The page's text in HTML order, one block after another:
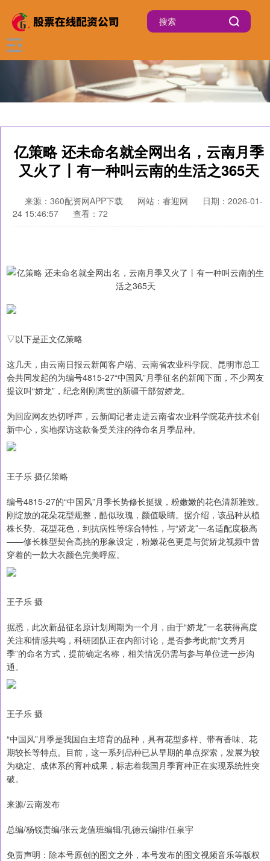
亿策略 还未命名就全网出名，云南月季
又火了丨有一种叫云南的生活之365天
来源：360配资网APP下载 网站：睿迎网
日期：2026-01-
24 15:46:57
查看：72
▽以下是正文亿策略
这几天，由云南日报云新闻客户端、云南省农业科学院、昆明市总工
会共同发起的为编号4815-27“中国风”月季征名的新闻下面，不少网友
提议叫“娇龙”，纪念刚刚离世的新疆干部贺娇龙。
为回应网友热切呼声，云新闻记者走进云南省农业科学院花卉技术创
新中心，实地探访这款备受关注的待命名月季品种。
王子乐 摄亿策略
编号4815-27的“中国风”月季长势修长挺拔，粉嫩嫩的花色清新雅致。
刚绽放的花朵花型规整，酷似玫瑰，颜值吸睛。据介绍，该品种从植
株长势、花型花色，到抗病性等综合特性，与“娇龙”一名适配度极高
——修长株型契合高挑的形象设定，粉嫩花色更是与贺娇龙视频中曾
穿着的一款大衣颜色完美呼应。
王子乐 摄
据悉，此次新品征名原计划周期为一个月，由于“娇龙”一名获得高度
关注和情感共鸣，科研团队正在内部讨论，是否参考此前“文秀月
季”的命名方式，提前确定名称，相关情况仍需与参与单位进一步沟
通。
王子乐 摄
“中国风”月季是我国自主培育的品种，具有花型多样、带有香味、花
期较长等特点。目前，这一系列品种已从早期的单点探索，发展为较
为稳定、成体系的育种成果，标志着我国月季育种正在实现系统性突
破。
来源/云南发布
总编/杨锐责编/张云龙值班编辑/孔德云编排/任泉宇
免责声明：除本号原创的图文之外，本号发布的图文视频音乐等版权